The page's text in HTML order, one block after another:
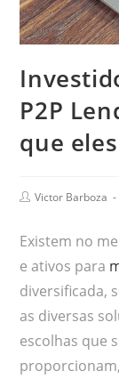
P2P
que
Victor Barboza
Existem no
e ativos para
diversificada,
as diversas
escolhas que